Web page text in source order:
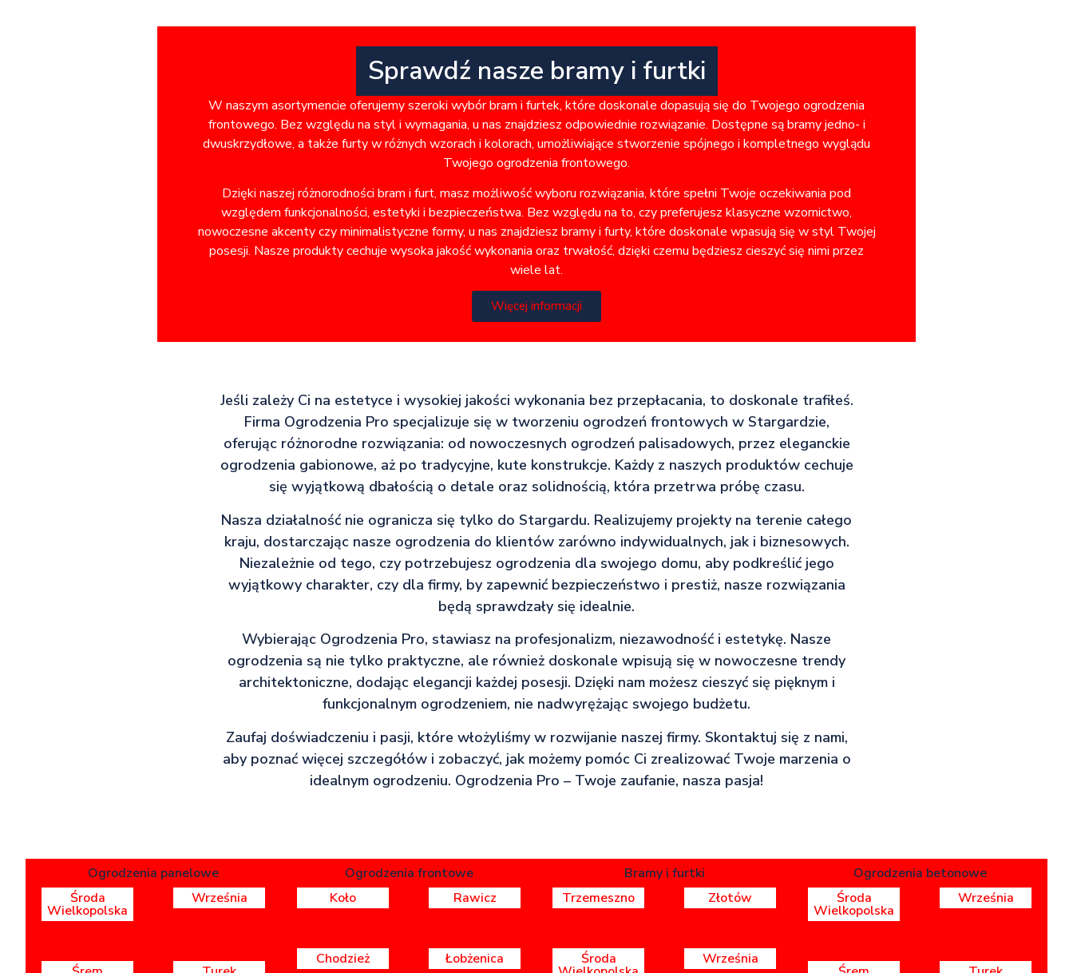
Sprawdź nasze bramy i furtki
W naszym asortymencie oferujemy szeroki wybór bram i furtek, które doskonale dopasują się do Twojego ogrodzenia
frontowego. Bez względu na styl i wymagania, u nas znajdziesz odpowiednie rozwiązanie. Dostępne są bramy jedno- i
dwuskrzydłowe, a także furty w różnych wzorach i kolorach, umożliwiające stworzenie spójnego i kompletnego wyglądu
Twojego ogrodzenia frontowego.
Dzięki naszej różnorodności bram i furt, masz możliwość wyboru rozwiązania, które spełni Twoje oczekiwania pod
względem funkcjonalności, estetyki i bezpieczeństwa. Bez względu na to, czy preferujesz klasyczne wzornictwo,
nowoczesne akcenty czy minimalistyczne formy, u nas znajdziesz bramy i furty, które doskonale wpasują się w styl Twojej
posesji. Nasze produkty cechuje wysoka jakość wykonania oraz trwałość, dzięki czemu będziesz cieszyć się nimi przez
wiele lat.
Więcej informacji
Jeśli zależy Ci na estetyce i wysokiej jakości wykonania bez przepłacania, to doskonale trafiłeś.
Firma Ogrodzenia Pro specjalizuje się w tworzeniu ogrodzeń frontowych w Stargardzie,
oferując różnorodne rozwiązania: od nowoczesnych ogrodzeń palisadowych, przez eleganckie
ogrodzenia gabionowe, aż po tradycyjne, kute konstrukcje. Każdy z naszych produktów cechuje
się wyjątkową dbałością o detale oraz solidnością, która przetrwa próbę czasu.
Nasza działalność nie ogranicza się tylko do Stargardu. Realizujemy projekty na terenie całego
kraju, dostarczając nasze ogrodzenia do klientów zarówno indywidualnych, jak i biznesowych.
Niezależnie od tego, czy potrzebujesz ogrodzenia dla swojego domu, aby podkreślić jego
wyjątkowy charakter, czy dla firmy, by zapewnić bezpieczeństwo i prestiż, nasze rozwiązania
będą sprawdzały się idealnie.
Wybierając Ogrodzenia Pro, stawiasz na profesjonalizm, niezawodność i estetykę. Nasze
ogrodzenia są nie tylko praktyczne, ale również doskonale wpisują się w nowoczesne trendy
architektoniczne, dodając elegancji każdej posesji. Dzięki nam możesz cieszyć się pięknym i
funkcjonalnym ogrodzeniem, nie nadwyrężając swojego budżetu.
Zaufaj doświadczeniu i pasji, które włożyliśmy w rozwijanie naszej firmy. Skontaktuj się z nami,
aby poznać więcej szczegółów i zobaczyć, jak możemy pomóc Ci zrealizować Twoje marzenia o
idealnym ogrodzeniu. Ogrodzenia Pro – Twoje zaufanie, nasza pasja!
Ogrodzenia panelowe
Środa
Wielkopolska
Września
Ogrodzenia frontowe
Koło
Rawicz
Chodzież Łobżenica
Bramy i furtki
Trzemeszno
Złotów
Środa Września
Ogrodzenia betonowe
Środa
Wielkopolska
Września